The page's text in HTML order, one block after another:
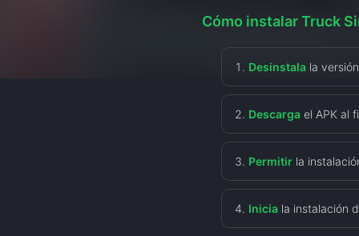
Cómo instalar Truck
Desinstala la
Descargael APK al
Permitirla
Iniciala instalación